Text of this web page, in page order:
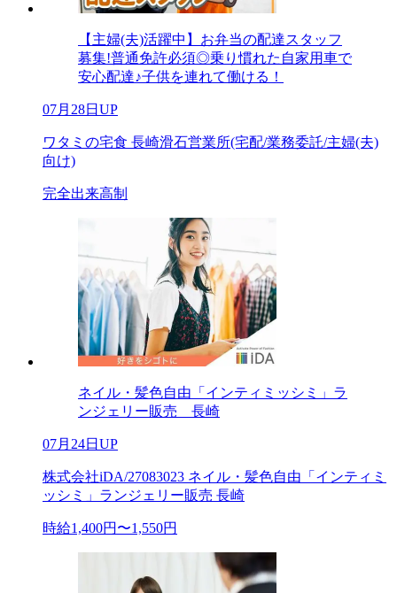
【主婦(夫)活躍中】お弁当の配達スタッフ
募集!普通免許必須◎乗り慣れた自家用車で
安心配達♪子供を連れて働ける！
07月28日UP
ワタミの宅食 長崎滑石営業所(宅配/業務委託/主婦(夫)
向け)
完全出来高制
ネイル・髪色自由「インティミッシミ」ラ
ンジェリー販売 長崎
07月24日UP
株式会社iDA/27083023 ネイル・髪色自由「インティミ
ッシミ」ランジェリー販売 長崎
時給1,400円〜1,550円